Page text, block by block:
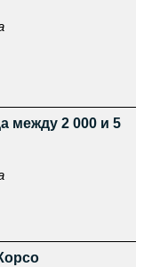
между 2 000 и 5